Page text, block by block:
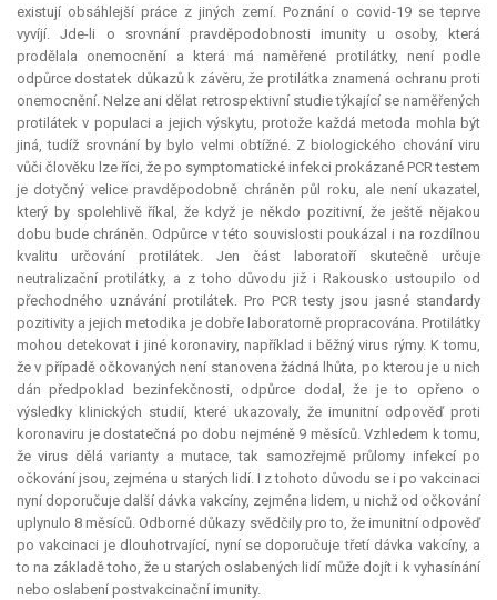
existují obsáhlejší práce z jiných zemí. Poznání o covid-19 se teprve
vyvíjí. Jde-li o srovnání pravděpodobnosti imunity u osoby, která
prodělala onemocnění a která má naměřené protilátky, není podle
odpůrce dostatek důkazů k závěru, že protilátka znamená ochranu proti
onemocnění. Nelze ani dělat retrospektivní studie týkající se naměřených
protilátek v populaci a jejich výskytu, protože každá metoda mohla být
jiná, tudíž srovnání by bylo velmi obtížné. Z biologického chování viru
vůči člověku lze říci, že po symptomatické infekci prokázané PCR testem
je dotyčný velice pravděpodobně chráněn půl roku, ale není ukazatel,
který by spolehlivě říkal, že když je někdo pozitivní, že ještě nějakou
dobu bude chráněn. Odpůrce v této souvislosti poukázal i na rozdílnou
kvalitu určování protilátek. Jen část laboratoří skutečně určuje
neutralizační protilátky, a z toho důvodu již i Rakousko ustoupilo od
přechodného uznávání protilátek. Pro PCR testy jsou jasné standardy
pozitivity a jejich metodika je dobře laboratorně propracována. Protilátky
mohou detekovat i jiné koronaviry, například i běžný virus rýmy. K tomu,
že v případě očkovaných není stanovena žádná lhůta, po kterou je u nich
dán předpoklad bezinfekčnosti, odpůrce dodal, že je to opřeno o
výsledky klinických studií, které ukazovaly, že imunitní odpověď proti
koronaviru je dostatečná po dobu nejméně 9 měsíců. Vzhledem k tomu,
že virus dělá varianty a mutace, tak samozřejmě průlomy infekcí po
očkování jsou, zejména u starých lidí. I z tohoto důvodu se i po vakcinaci
nyní doporučuje další dávka vakcíny, zejména lidem, u nichž od očkování
uplynulo 8 měsíců. Odborné důkazy svědčily pro to, že imunitní odpověď
po vakcinaci je dlouhotrvající, nyní se doporučuje třetí dávka vakcíny, a
to na základě toho, že u starých oslabených lidí může dojít i k vyhasínání
nebo oslabení postvakcinační imunity.